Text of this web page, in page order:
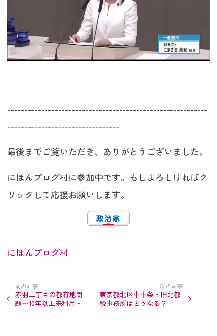
-----------------------------------------------------------
---------------------------------
最後までご覧いただき、ありがとうございました。
にほんブログ村に参加中です。もしよろしければク
リックして応援お願いします。
にほんブログ村
前の記事
赤羽二丁目の都有地問
題〜10年以上未利用・公
次の記事
東京都北区中十条・旧北都
税事務所はどうなる？